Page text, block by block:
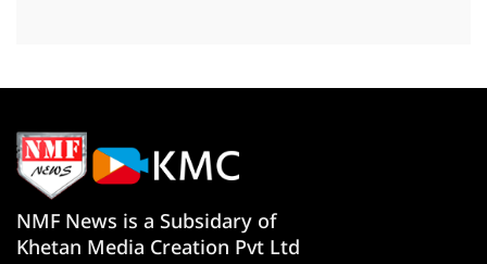
NMF News is a Subsidary of
Khetan Media Creation Pvt Ltd